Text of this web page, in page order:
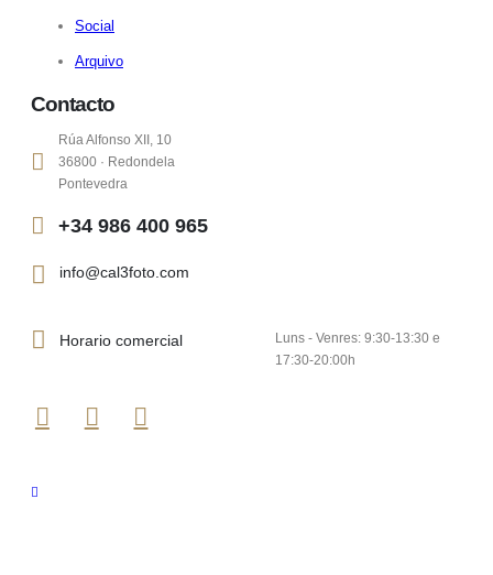
Social
Arquivo
Contacto
Rúa Alfonso XII, 10
36800 · Redondela
Pontevedra
+34 986 400 965
info@cal3foto.com
Horario comercial
Luns - Venres: 9:30-13:30 e
17:30-20:00h